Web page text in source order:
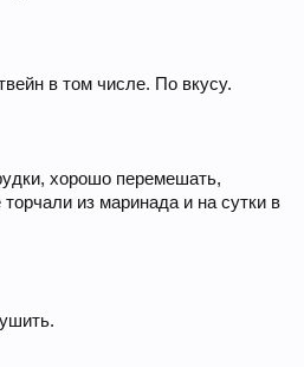
в том числе. По вкусу.
хорошо перемешать,
торчали из маринада и на сутки в